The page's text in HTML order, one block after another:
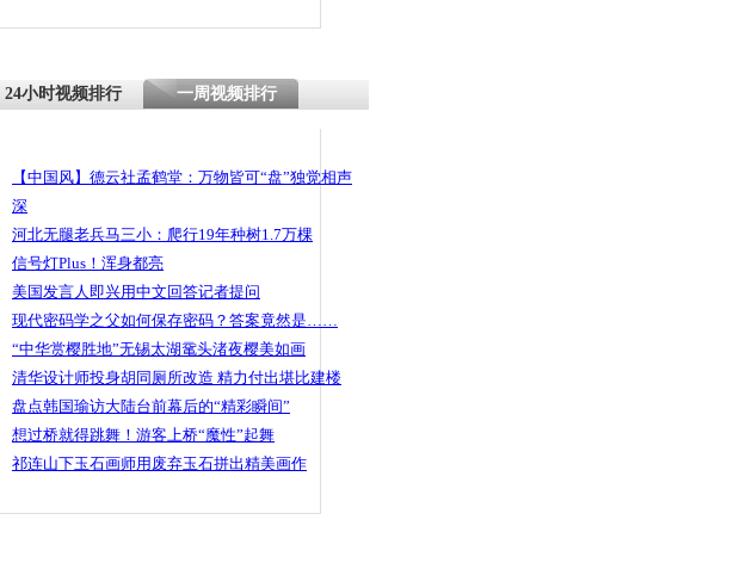
24小时视频排行 一周视频排行
【中国风】德云社孟鹤堂：万物皆可“盘”独觉相声
深
河北无腿老兵马三小：爬行19年种树1.7万棵
信号灯Plus！浑身都亮
美国发言人即兴用中文回答记者提问
现代密码学之父如何保存密码？答案竟然是……
“中华赏樱胜地”无锡太湖鼋头渚夜樱美如画
清华设计师投身胡同厕所改造 精力付出堪比建楼
盘点韩国瑜访大陆台前幕后的“精彩瞬间”
想过桥就得跳舞！游客上桥“魔性”起舞
祁连山下玉石画师用废弃玉石拼出精美画作